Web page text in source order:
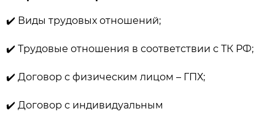
✔️ Виды трудовых отношений;
✔️ Трудовые отношения в соответствии с ТК РФ;
✔️ Договор с физическим лицом – ГПХ;
✔️ Договор с индивидуальным